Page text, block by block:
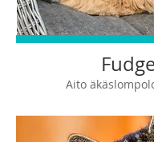
Aito